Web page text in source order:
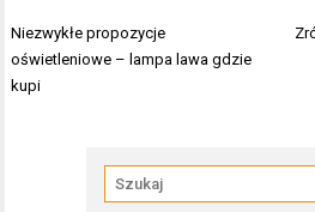
Nawigacja
wpisu
Niezwykłe propozycje
oświetleniowe – lampa lawa gdzie
kupi